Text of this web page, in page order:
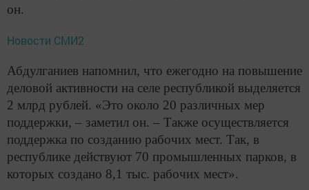
он.
Новости СМИ2
Абдулганиев напомнил, что ежегодно на повышение
деловой активности на селе республикой выделяется
2 млрд рублей. «Это около 20 различных мер
поддержки, – заметил он. – Также осуществляется
поддержка по созданию рабочих мест. Так, в
республике действуют 70 промышленных парков, в
которых создано 8,1 тыс. рабочих мест».